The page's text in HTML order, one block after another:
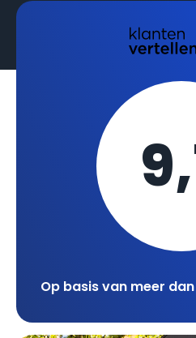
Op basis van meer